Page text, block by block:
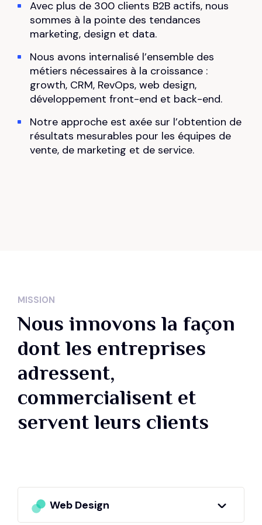
Avec plus de 300 clients B2B actifs, nous
sommes à la pointe des tendances
marketing, design et data.
Nous avons internalisé l’ensemble des
métiers nécessaires à la croissance :
growth, CRM, RevOps, web design,
développement front-end et back-end.
Notre approche est axée sur l’obtention de
résultats mesurables pour les équipes de
vente, de marketing et de service.
MISSION
Nous innovons la façon
dont les entreprises
adressent,
commercialisent et
servent leurs clients
Web Design